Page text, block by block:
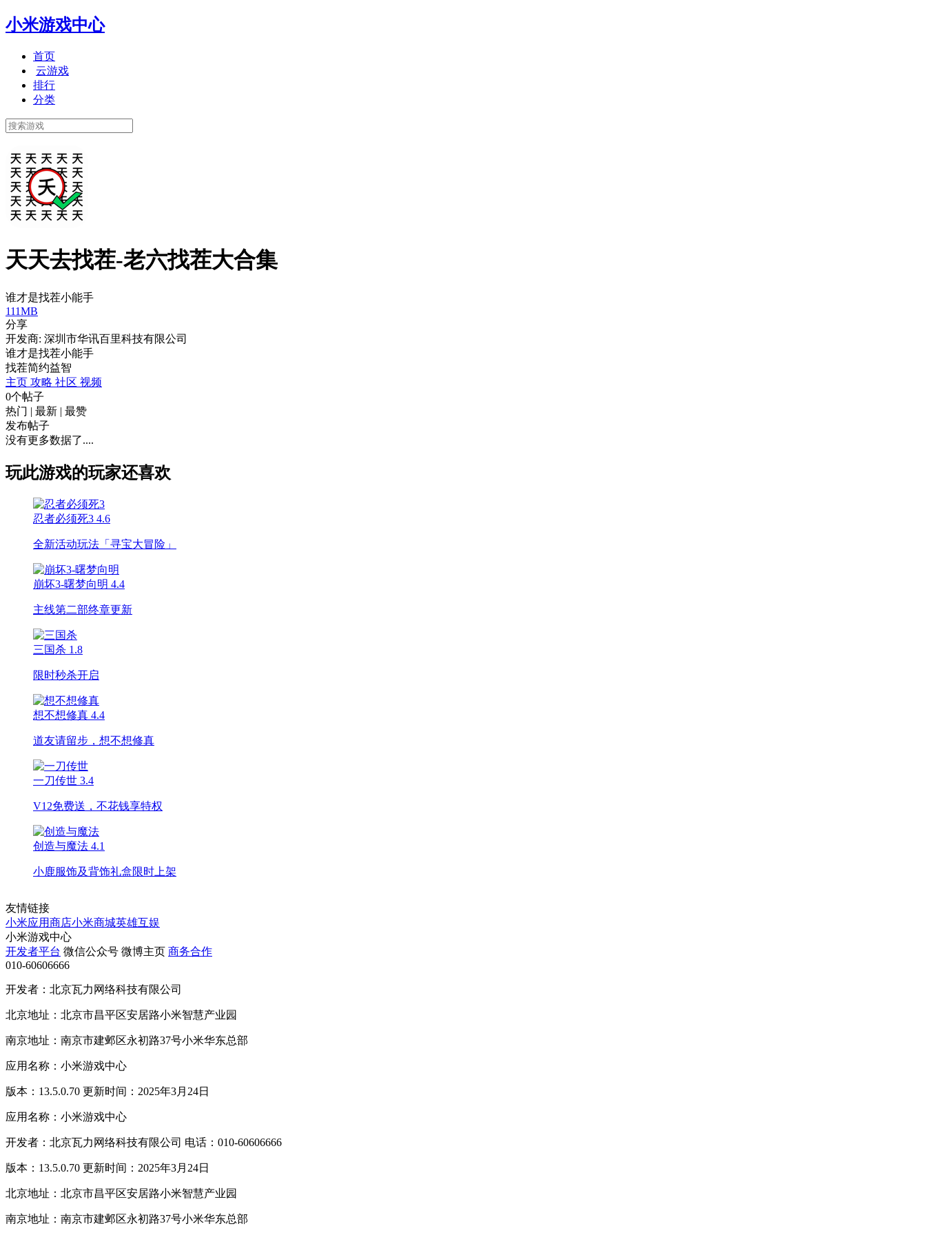
小米游戏中心
首页
云游戏
排行
分类
天天去找茬-老六找茬大合集
谁才是找茬小能手
111MB
分享
开发商: 深圳市华讯百里科技有限公司
谁才是找茬小能手
找茬简约益智
主页 攻略 社区 视频
0个帖子
热门 | 最新 | 最赞
发布帖子
没有更多数据了....
玩此游戏的玩家还喜欢
忍者必须死3 4.6
全新活动玩法「寻宝大冒险」
崩坏3-曙梦向明 4.4
主线第二部终章更新
三国杀 1.8
限时秒杀开启
想不想修真 4.4
道友请留步，想不想修真
一刀传世 3.4
V12免费送，不花钱享特权
创造与魔法 4.1
小鹿服饰及背饰礼盒限时上架
友情链接
小米应用商店小米商城英雄互娱
小米游戏中心
开发者平台 微信公众号 微博主页 商务合作
010-60606666
开发者：北京瓦力网络科技有限公司
北京地址：北京市昌平区安居路小米智慧产业园
南京地址：南京市建邺区永初路37号小米华东总部
应用名称：小米游戏中心
版本：13.5.0.70 更新时间：2025年3月24日
应用名称：小米游戏中心
开发者：北京瓦力网络科技有限公司 电话：010-60606666
版本：13.5.0.70 更新时间：2025年3月24日
北京地址：北京市昌平区安居路小米智慧产业园
南京地址：南京市建邺区永初路37号小米华东总部